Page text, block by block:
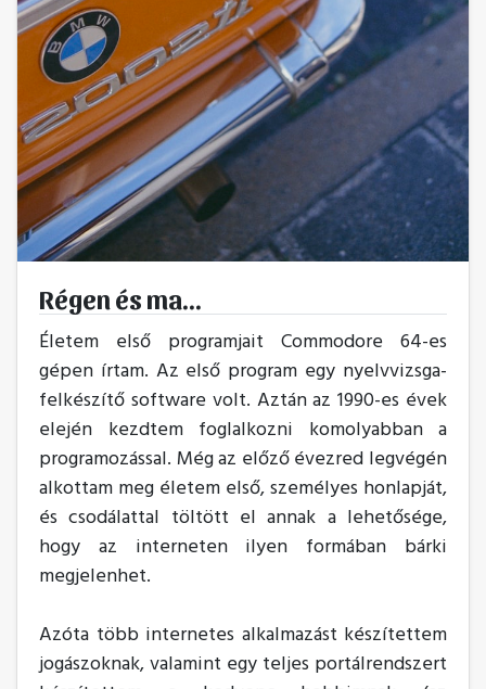
Régen és ma...
Életem első programjait Commodore 64-es
gépen írtam. Az első program egy nyelvvizsga-
felkészítő software volt. Aztán az 1990-es évek
elején kezdtem foglalkozni komolyabban a
programozással. Még az előző évezred legvégén
alkottam meg életem első, személyes honlapját,
és csodálattal töltött el annak a lehetősége,
hogy az interneten ilyen formában bárki
megjelenhet.
Azóta több internetes alkalmazást készítettem
jogászoknak, valamint egy teljes portálrendszert